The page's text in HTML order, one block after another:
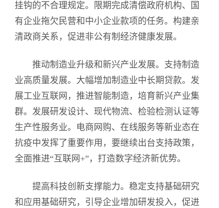
挂钩的不合理规定。限期完成清偿政府机构、国
有企业拖欠民营和中小企业款项的任务。构建亲
清政商关系，促进非公有制经济健康发展。
推动制造业升级和新兴产业发展。支持制造
业高质量发展。大幅增加制造业中长期贷款。发
展工业互联网，推进智能制造，培育新兴产业集
群。发展研发设计、现代物流、检验检测认证等
生产性服务业。电商网购、在线服务等新业态在
抗疫中发挥了重要作用，要继续出台支持政策，
全面推进“互联网+”，打造数字经济新优势。
提高科技创新支撑能力。稳定支持基础研究
和应用基础研究，引导企业增加研发投入，促进